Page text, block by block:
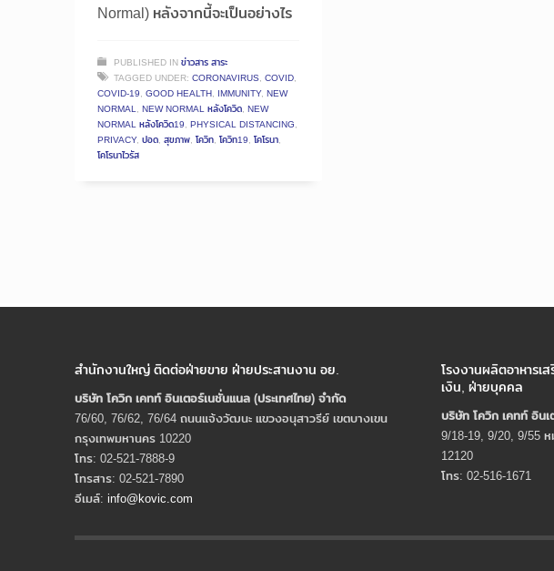
Normal) หลังจากนี้จะเป็นอย่างไร
PUBLISHED INข่าวสาร สาระ
TAGGED UNDER: CORONAVIRUS, COVID,
COVID-19, GOOD HEALTH, IMMUNITY, NEW
NORMAL, NEW NORMAL หลังโควิด, NEW
NORMAL หลังโควิด19, PHYSICAL DISTANCING,
PRIVACY, ปอด, สุขภาพ, โควิท, โควิท19, โคโรนา,
โคโรนาไวรัส
สำนักงานใหญ่ ติดต่อฝ่ายขาย ฝ่ายประสานงาน อย.
บริษัท โควิก เคทท์ อินเตอร์เนชั่นแนล (ประเทศไทย) จํากัด
76/60, 76/62, 76/64 ถนนแจ้งวัฒนะ แขวงอนุสาวรีย์ เขตบางเขน
กรุงเทพมหานคร 10220
โทร: 02-521-7888-9
โทรสาร: 02-521-7890
อีเมล์: info@kovic.com
โรงงานผลิตอาหาร
เงิน, ฝ่ายบุคคล
บริษัท โควิก เคทท์ อิน
9/18-19, 9/20, 9/55
12120
โทร: 02-516-1671